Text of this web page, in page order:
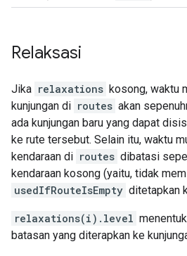
Relaksasi
Jika relaxations kosong, waktu
kunjungan di routes akan
ada kunjungan baru yang dapat
ke rute tersebut. Selain itu, waktu
kendaraan di routes dibatasi
kendaraan kosong (yaitu, tidak
usedIfRouteIsEmpty ditetapkan
relaxations(i).level
batasan yang diterapkan ke